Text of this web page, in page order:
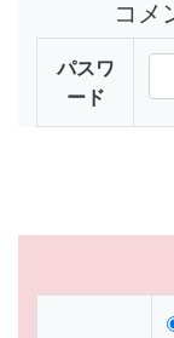
コメ
パスワ
ード